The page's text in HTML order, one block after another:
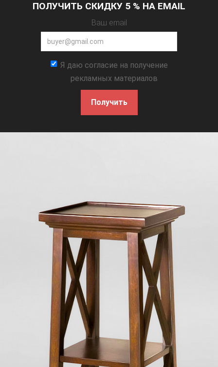
ПОЛУЧИТЬ СКИДКУ 5 % НА EMAIL
Ваш email
Я даю согласие на получение
рекламных материалов
Получить